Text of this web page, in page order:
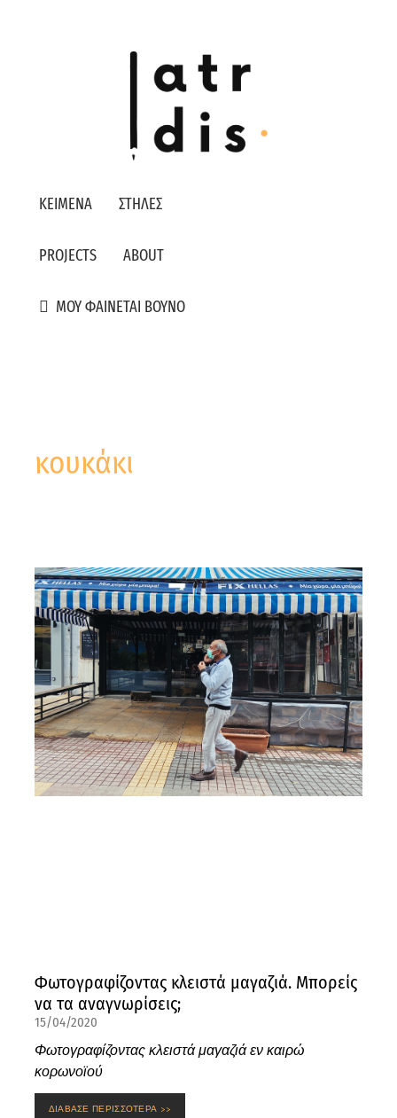
ΚΕΙΜΕΝΑ ΣΤΗΛΕΣ
PROJECTS ABOUT
ΜΟΥ ΦΑΙΝΕΤΑΙ ΒΟΥΝΟ
κουκάκι
Φωτογραφίζοντας κλειστά μαγαζιά. Μπορείς
να τα αναγνωρίσεις;
15/04/2020
Φωτογραφίζοντας κλειστά μαγαζιά εν καιρώ
κορωνοϊού
ΔΙΑΒΑΣΕ ΠΕΡΙΣΣΟΤΕΡΑ >>